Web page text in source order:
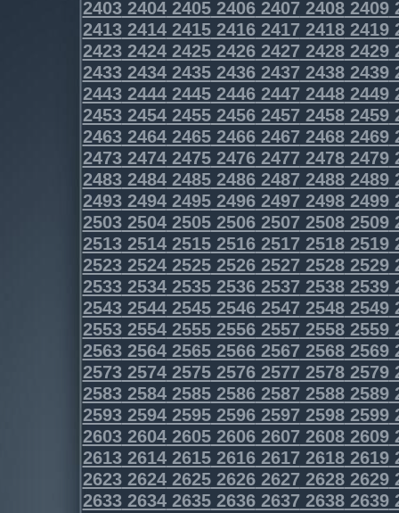
2403240424052406240724082409
2413241424152416241724182419
2423242424252426242724282429
2433243424352436243724382439
2443244424452446244724482449
2453245424552456245724582459
2463246424652466246724682469
2473247424752476247724782479
2483248424852486248724882489
2493249424952496249724982499
2503250425052506250725082509
2513251425152516251725182519
2523252425252526252725282529
2533253425352536253725382539
2543254425452546254725482549
2553255425552556255725582559
2563256425652566256725682569
2573257425752576257725782579
2583258425852586258725882589
2593259425952596259725982599
2603260426052606260726082609
2613261426152616261726182619
2623262426252626262726282629
2633263426352636263726382639